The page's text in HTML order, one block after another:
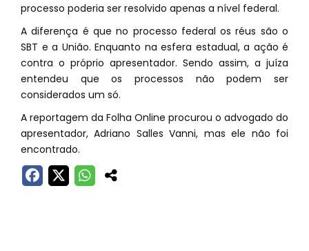
processo poderia ser resolvido apenas a nível federal.
A diferença é que no processo federal os réus são o
SBT e a União. Enquanto na esfera estadual, a ação é
contra o próprio apresentador. Sendo assim, a juíza
entendeu que os processos não podem ser
considerados um só.
A reportagem da Folha Online procurou o advogado do
apresentador, Adriano Salles Vanni, mas ele não foi
encontrado.